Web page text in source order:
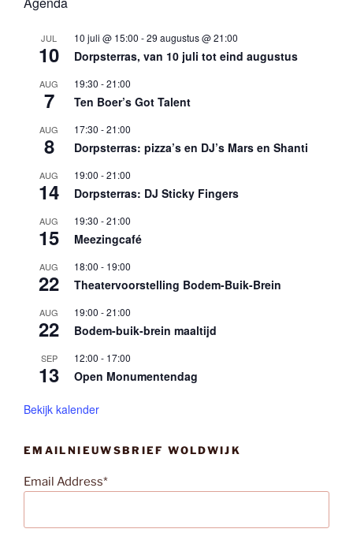
JUL
10
10 juli @ 15:00 -29 augustus @ 21:00
Dorpsterras, van 10 juli tot eind augustus
AUG
7
19:30 -21:00
Ten Boer’s Got Talent
AUG
8
17:30 -21:00
Dorpsterras: pizza’s en DJ’s Mars en Shanti
AUG
14
19:00 -21:00
Dorpsterras: DJ Sticky Fingers
AUG
15
19:30 -21:00
Meezingcafé
AUG
22
18:00 - 19:00
Theatervoorstelling Bodem-Buik-Brein
AUG
22
19:00 -21:00
Bodem-buik-brein maaltijd
SEP
13
12:00 - 17:00
Open Monumentendag
Bekijk kalender
EMAILNIEUWSBRIEF WOLDWIJK
Email Address*